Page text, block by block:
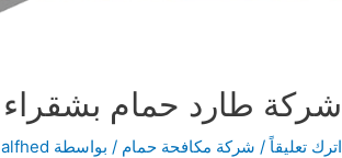
شركة طارد حمام بشقراء 0509913752
اترك تعليقاً / شركة مكافحة حمام / بواسطة alfhed